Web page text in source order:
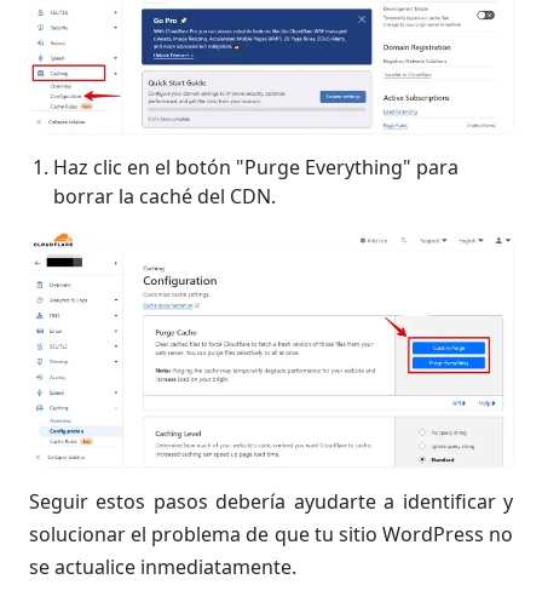
Haz clic en el botón "Purge Everything" para
borrar la caché del CDN.
Seguir estos pasos debería ayudarte a identificar y
solucionar el problema de que tu sitio WordPress no
se actualice inmediatamente.